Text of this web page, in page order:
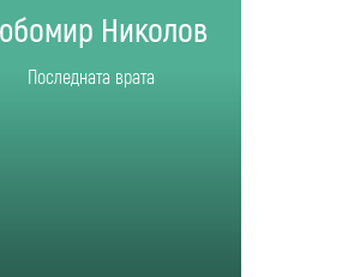
Николов
Последната врата